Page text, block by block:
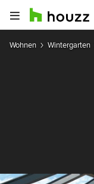
Wohnen Wintergarten